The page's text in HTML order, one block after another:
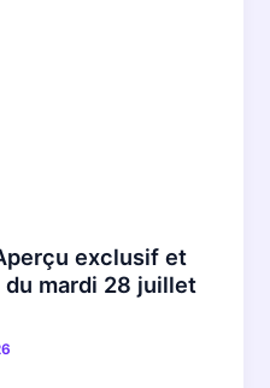
exclusif et
du mardi 28 juillet